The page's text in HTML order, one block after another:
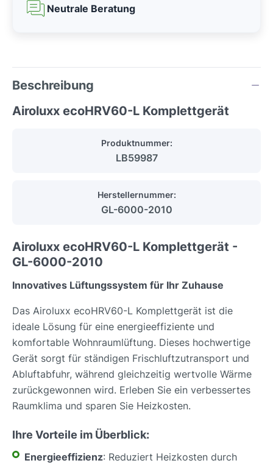
Neutrale Beratung
Beschreibung
Airoluxx ecoHRV60-L Komplettgerät
Produktnummer:
LB59987
Herstellernummer:
GL-6000-2010
Airoluxx ecoHRV60-L Komplettgerät -
GL-6000-2010
Innovatives Lüftungssystem für Ihr Zuhause
Das Airoluxx ecoHRV60-L Komplettgerät ist die
ideale Lösung für eine energieeffiziente und
komfortable Wohnraumlüftung. Dieses hochwertige
Gerät sorgt für ständigen Frischluftzutransport und
Abluftabfuhr, während gleichzeitig wertvolle Wärme
zurückgewonnen wird. Erleben Sie ein verbessertes
Raumklima und sparen Sie Heizkosten.
Ihre Vorteile im Überblick:
Energieeffizienz: Reduziert Heizkosten durch